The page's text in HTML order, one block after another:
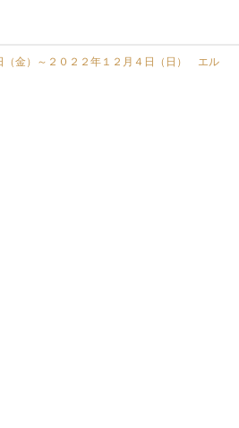
（金）～２０２２年１２月４日（日） エル